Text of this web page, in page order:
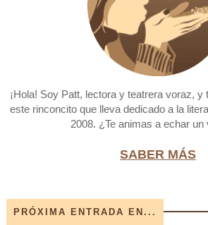
¡Hola! Soy Patt, lectora y teatrera voraz, y
este rinconcito que lleva dedicado a la
2008. ¿Te animas a echar un
SABER MÁS
PRÓXIMA ENTRADA EN...